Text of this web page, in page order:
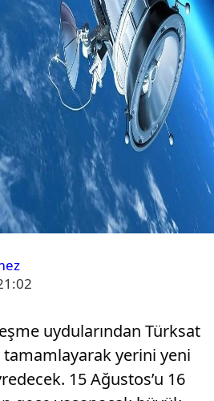
uydularından Türksat
yerini yeni
15 Ağustos’u 16